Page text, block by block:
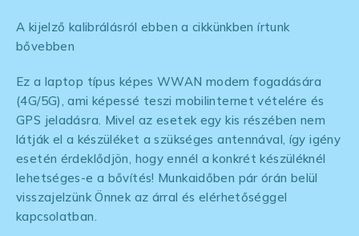
A kijelző kalibrálásról ebben a cikkünkben írtunk
bővebben
Ez a laptop típus képes WWAN modem fogadására
(4G/5G), ami képessé teszi mobilinternet vételére és
GPS jeladásra. Mivel az esetek egy kis részében nem
látják el a készüléket a szükséges antennával, így igény
esetén érdeklődjön, hogy ennél a konkrét készüléknél
lehetséges-e a bővítés! Munkaidőben pár órán belül
visszajelzünk Önnek az árral és elérhetőséggel
kapcsolatban.